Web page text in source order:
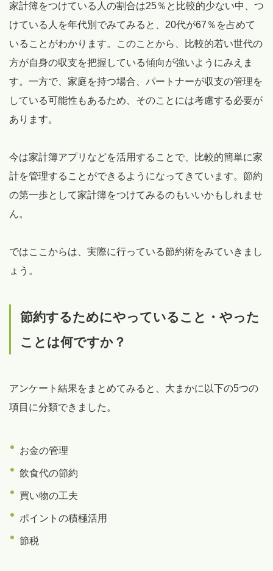
家計簿をつけている人の割合は25％と比較的少ない中、つ
けている人を年代別でみてみると、20代が67％を占めて
いることがわかります。このことから、比較的若い世代の
方が自身の収支を把握している傾向が強いようにみえま
す。一方で、家庭を持つ場合、パートナーが収支の管理を
している可能性もあるため、そのことには考慮する必要が
あります。
今は家計簿アプリなどを活用することで、比較的簡単に家
計を管理することができるようになってきています。節約
の第一歩として家計簿をつけてみるのもいいかもしれませ
ん。
ではここからは、実際に行っている節約術をみていきまし
ょう。
節約するためにやっていること・やった
ことは何ですか？
アンケート結果をまとめてみると、大まかに以下の5つの
項目に分類できました。
お金の管理
飲食代の節約
買い物の工夫
ポイントの積極活用
節税